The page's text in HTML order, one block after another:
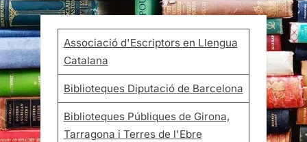
Associació d'Escriptors en Llengua
Catalana
Biblioteques Diputació de Barcelona
Biblioteques Públiques de Girona,
Tarragona i Terres de l'Ebre